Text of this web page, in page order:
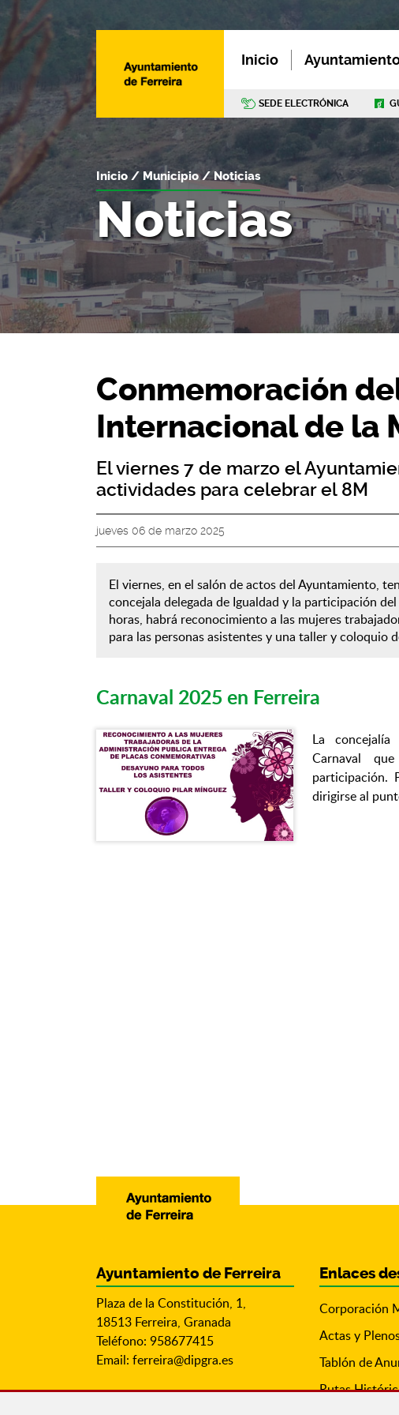
Inicio
SEDE ELECTRÓNICA
Noticias
Inicio Municipio Noticias
Conmemoración
Internacional de la
El viernes 7 de marzo el
actividades para celebrar el 8M
jueves 06 de marzo 2025
El viernes, en el salón de actos del Ayuntamiento,
concejala delegada de Igualdad y la participación
horas, habrá reconocimiento a las mujeres
para las personas asistentes y una taller y coloquio
Carnaval 2025 en Ferreira
La
Carnaval
participación.
dirigirse al
Ayuntamiento de Ferreira
Plaza de la Constitución, 1,
18513 Ferreira, Granada
Teléfono: 958677415
Email: ferreira@dipgra.es
Enlaces
Corporación
Actas y
Tablón de
Rutas